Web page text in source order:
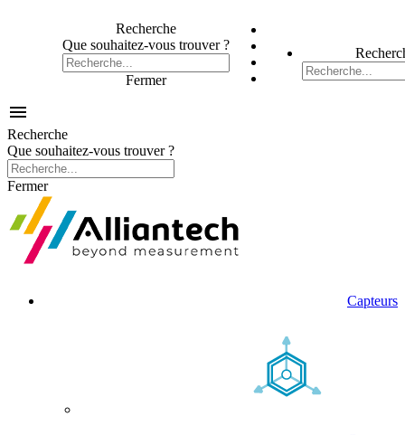
Recherche
Que souhaitez-vous trouver ?
Fermer

Recherche
Que souhaitez-vous trouver ?
Fermer
Capteurs